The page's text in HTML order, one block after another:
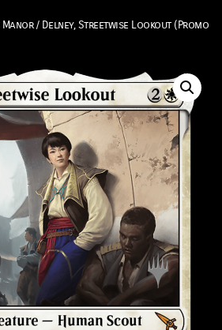
/ Delney, Streetwise Lookout (Promo